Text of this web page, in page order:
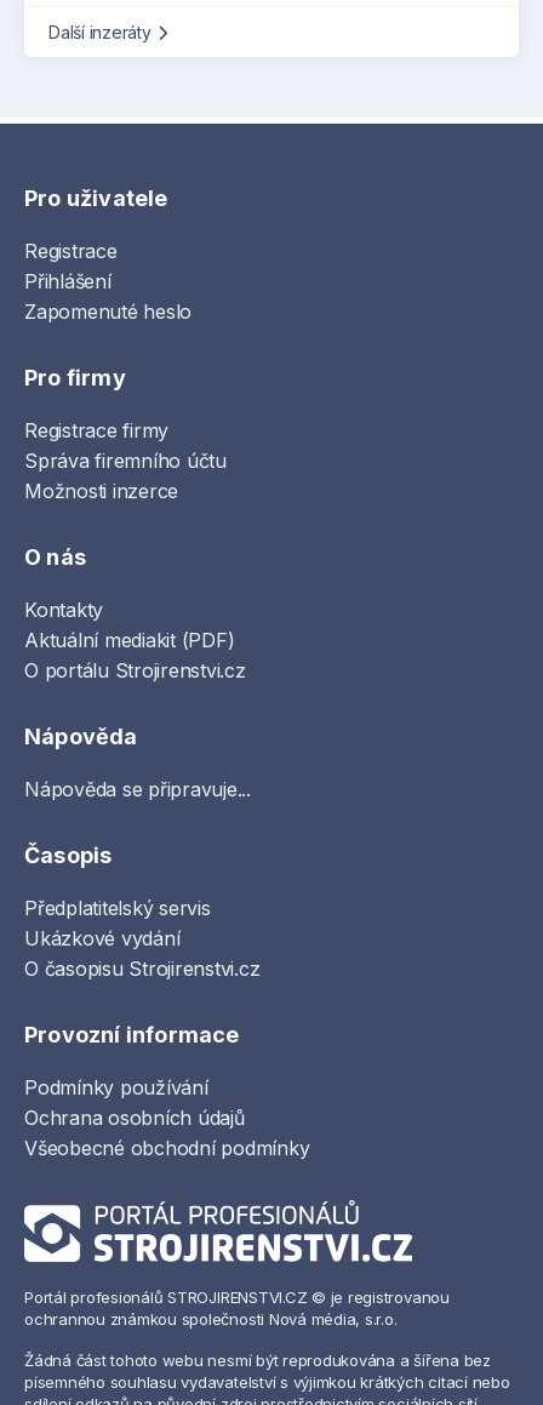
Další inzeráty
Pro uživatele
Registrace
Přihlášení
Zapomenuté heslo
Pro firmy
Registrace firmy
Správa firemního účtu
Možnosti inzerce
O nás
Kontakty
Aktuální mediakit (PDF)
O portálu Strojirenstvi.cz
Nápověda
Nápověda se připravuje...
Časopis
Předplatitelský servis
Ukázkové vydání
O časopisu Strojirenstvi.cz
Provozní informace
Podmínky používání
Ochrana osobních údajů
Všeobecné obchodní podmínky
Portál profesionálů STROJIRENSTVI.CZ © je registrovanou
ochrannou známkou společnosti Nová média, s.r.o.
Žádná část tohoto webu nesmí být reprodukována a šířena bez
písemného souhlasu vydavatelství s výjimkou krátkých citací nebo